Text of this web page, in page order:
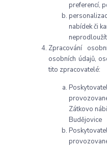
preferencí,
nabídek či
Zpracování
osobních údajů,
tito zpracovatelé:
Zátkovo
Budějovice